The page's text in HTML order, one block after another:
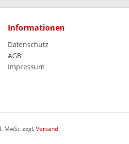
Informationen
Datenschutz
AGB
Impressum
MwSt. zzgl.Versand